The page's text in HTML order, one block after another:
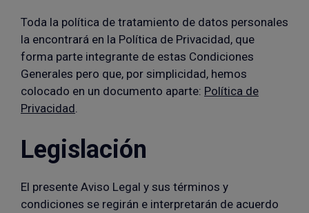
Toda la política de tratamiento de datos personales
la encontrará en la Política de Privacidad, que
forma parte integrante de estas Condiciones
Generales pero que, por simplicidad, hemos
colocado en un documento aparte: Política de
Privacidad.
Legislación
El presente Aviso Legal y sus términos y
condiciones se regirán e interpretarán de acuerdo